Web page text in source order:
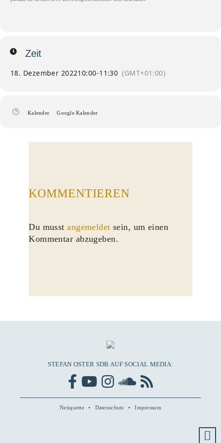
Zeit
18. Dezember 202210:00-11:30 (GMT+01:00)
Kalender Google Kalender
KOMMENTIEREN
Du musstangemeldet sein, um einen
Kommentar abzugeben.
STEFAN OSTER SDB AUF SOCIAL MEDIA:
Netiquette Datenschutz Impressum